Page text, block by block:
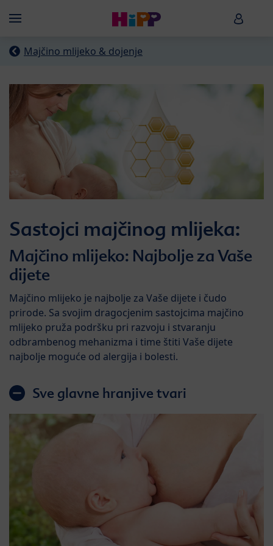
Menü HiPP
Majčino mlijeko & dojenje
Sastojci majčinog mlijeka:
Majčino mlijeko: Najbolje za Vaše
dijete​
Majčino mlijeko je najbolje za Vaše dijete i čudo
prirode. Sa svojim dragocjenim sastojcima majčino
mlijeko pruža podršku pri razvoju i stvaranju
odbrambenog mehanizma i time štiti Vaše dijete
najbolje moguće od alergija i bolesti.​
Sve glavne hranjive tvari